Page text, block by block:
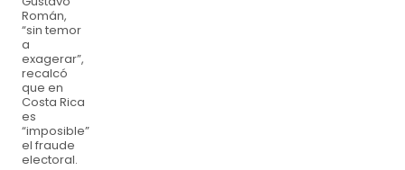
Román,
“sin temor
a
exagerar”,
recalcó
que en
Costa Rica
es
“imposible”
el fraude
electoral.